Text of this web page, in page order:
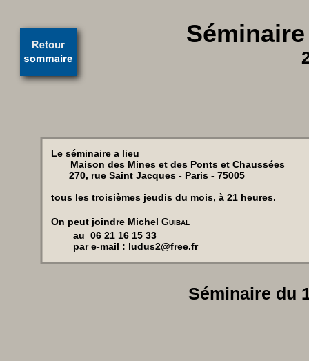
Séminaire du
Le séminaire a lieu
Maison des Mines et des Ponts et Chaussées
270, rue Saint Jacques - Paris - 75005
tous les troisièmes jeudis du mois, à 21 heures.
On peut joindre Michel Guibal
au 06 21 16 15 33
par e-mail : ludus2@free.fr